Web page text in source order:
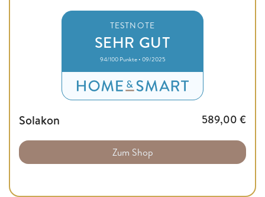
TESTNOTE
SEHR GUT
94/100 Punkte • 09/2025
Solakon 589,00 €
Zum Shop